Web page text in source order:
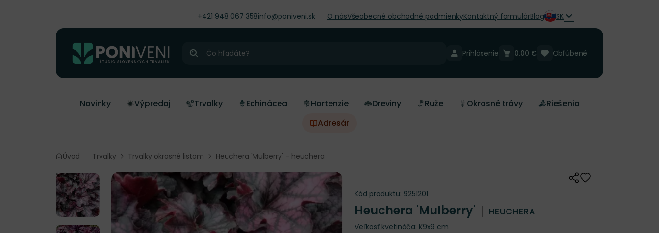
+421 948 067 358info@poniveni.sk O násVšeobecné obchodné podmienkyKontaktný formulárBlog SK
Hľadať
Prihlásenie Obľúbené
0.00 €
Novinky Výpredaj Trvalky Echinácea Hortenzie Dreviny Ruže Okrasné trávy
Riešenia
Adresár
Úvod Trvalky Trvalky okrasné listom Heuchera 'Mulberry' - heuchera
ZdieľaťOdober do
Kód produktu: 9251201
Heuchera 'Mulberry' HEUCHERA
Veľkosť kvetináča: K9x9 cm